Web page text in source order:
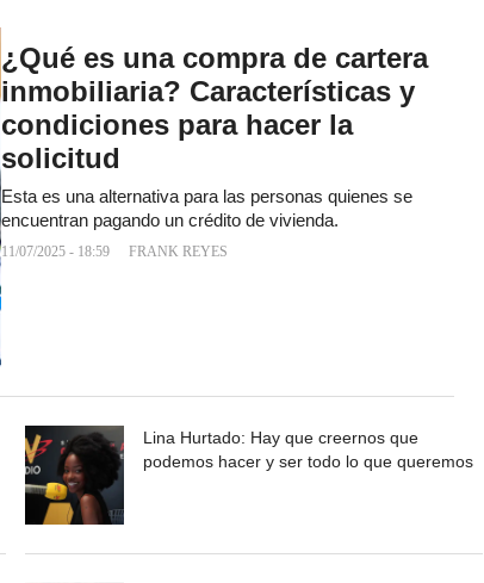
¿Qué es una compra de cartera
inmobiliaria? Características y
condiciones para hacer la
solicitud
Esta es una alternativa para las personas quienes se
encuentran pagando un crédito de vivienda.
11/07/2025 - 18:59 FRANK REYES
Lina Hurtado: Hay que creernos que
podemos hacer y ser todo lo que queremos